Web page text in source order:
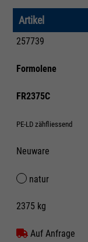
Artikel
257739
Formolene
FR2375C
PE-LD zähfliessend
Neuware
natur
2375 kg
Auf Anfrage